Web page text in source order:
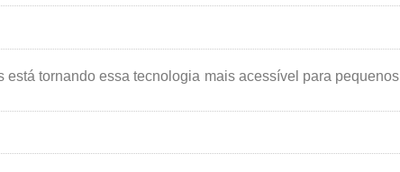
tornando essa tecnologia mais acessível para pequenos